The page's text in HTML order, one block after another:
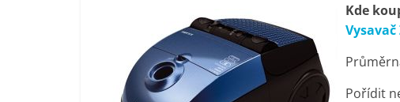
mobilní
telefony,
Kde
Vysavač
Pořídit